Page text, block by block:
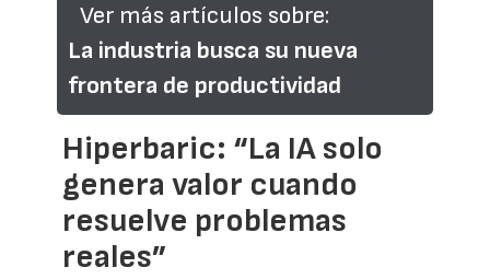
Ver más artículos sobre:
La industria busca su nueva
frontera de productividad
Hiperbaric: “La IA solo
genera valor cuando
resuelve problemas
reales”